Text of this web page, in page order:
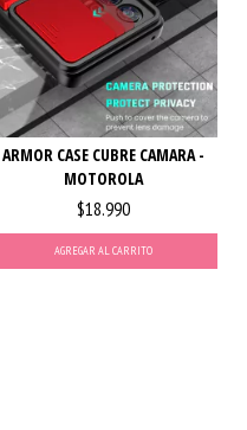
ARMOR CASE CUBRE CAMARA -
MOTOROLA
$18.990
AGREGAR AL CARRITO